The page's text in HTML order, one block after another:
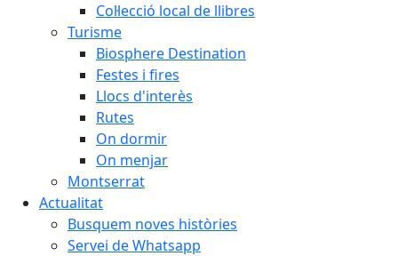
Col·lecció local de llibres
Turisme
Biosphere Destination
Festes i fires
Llocs d'interès
Rutes
On dormir
On menjar
Montserrat
Actualitat
Busquem noves històries
Servei de Whatsapp